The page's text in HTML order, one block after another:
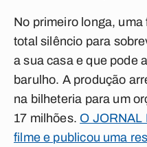
No primeiro longa,
total silêncio para
a sua casa e que pode
barulho. A produção
na bilheteria para um
17 milhões. O JORNAL
filme e publicou uma